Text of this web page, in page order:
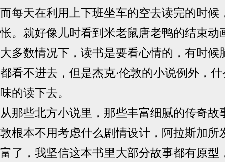
而每天在利用上下班坐车的空去读完的时候
怅。就好像儿时看到米老鼠唐老鸭的结束动
大多数情况下，读书是要看心情的，有时候
都看不进去，但是杰克·伦敦的小说例外，
味的读下去。
从那些北方小说里，那些丰富细腻的传奇故
敦根本不用考虑什么剧情设计，阿拉斯加所
富了，我坚信这本书里大部分故事都有原型